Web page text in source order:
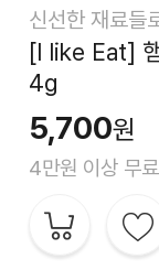
신선한 재료들
[I like Eat]
4g
5,700원
4만원 이상 무